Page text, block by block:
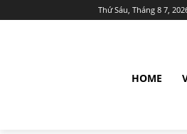
Thứ Sáu, Tháng 8 7,
HOME